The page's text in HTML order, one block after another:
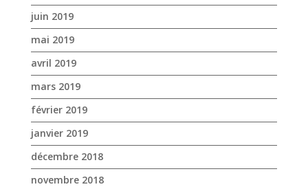
juin 2019
mai 2019
avril 2019
mars 2019
février 2019
janvier 2019
décembre 2018
novembre 2018